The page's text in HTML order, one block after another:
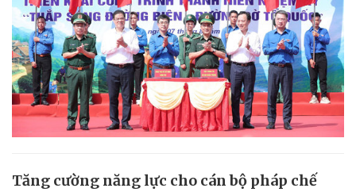
Tăng cường năng lực cho cán bộ pháp chế